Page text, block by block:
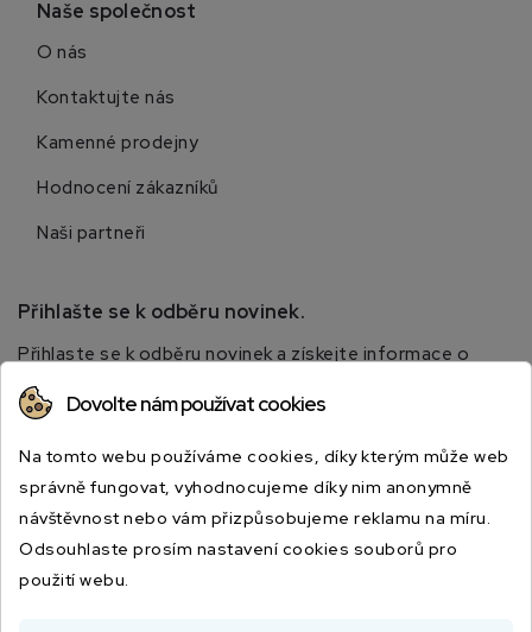
Naše společnost
O nás
Kontaktujte nás
Kamenné prodejny
Hodnocení zákazníků
Naši partneři
Přihlašte se k odběru novinek.
Přihlaste se k odběru novinek a získejte informace o
speciálních slevách.
Dovolte nám používat cookies
Na tomto webu používáme cookies, díky kterým může web
správně fungovat, vyhodnocujeme díky nim anonymně
návštěvnost nebo vám přizpůsobujeme reklamu na míru.
Odsouhlaste prosím nastavení cookies souborů pro
použití webu.